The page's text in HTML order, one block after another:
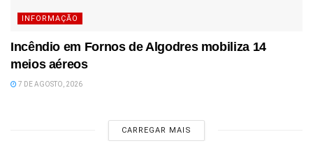
INFORMAÇÃO
Incêndio em Fornos de Algodres mobiliza 14
meios aéreos
7 DE AGOSTO, 2026
CARREGAR MAIS